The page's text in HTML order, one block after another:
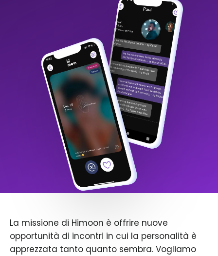
La missione di Himoon è offrire nuove
opportunità di incontri in cui la personalità è
apprezzata tanto quanto sembra. Vogliamo